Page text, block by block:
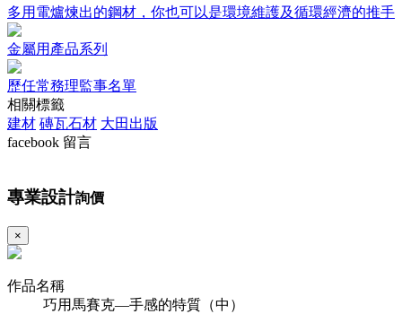
多用電爐煉出的鋼材，你也可以是環境維護及循環經濟的推手
金屬用產品系列
歷任常務理監事名單
相關標籤
建材 磚瓦石材 大田出版
facebook 留言
專業設計詢價
×
作品名稱
巧用馬賽克—手感的特質（中）